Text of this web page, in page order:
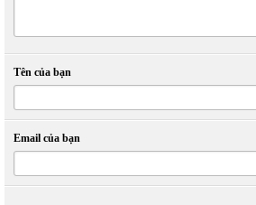
Tên của bạn
Email của bạn